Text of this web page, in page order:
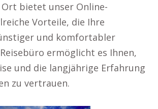
Ort bietet unser Online-
Vorteile, die Ihre
und komfortabler
ermöglicht es Ihnen,
und die langjährige Erfahrung
zu vertrauen.